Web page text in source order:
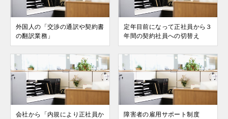
外国人の「交渉の通訳や契約書
の翻訳業務」
定年⽬前になって正社員から３
年間の契約社員への切替え
会社から「内規により正社員か
障害者の雇⽤サポート制度